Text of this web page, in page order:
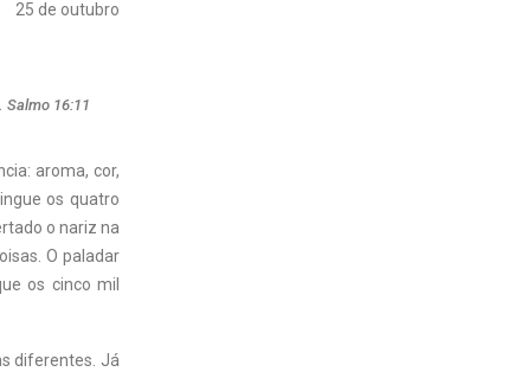
25 de outubro
Salmo 16:11
aroma, cor,
os quatro
o nariz na
O paladar
os cinco mil
diferentes. Já